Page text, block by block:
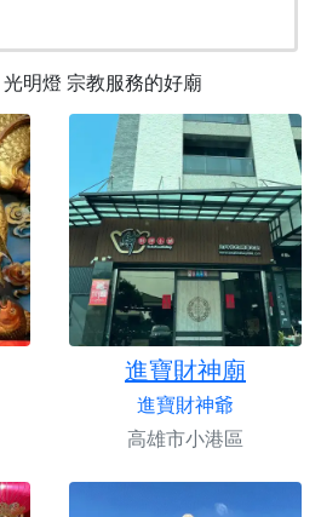
光明燈 宗教服務的好廟
進寶財神廟
進寶財神爺
高雄市小港區